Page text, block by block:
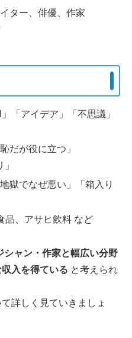
ター、俳優、作家
「アイデア」「不思議」
だが役に立つ」
獄でなぜ悪い」「箱入り
品、アサヒ飲料 など
シャン・作家と幅広い分野
入を得ている と考えられ
詳しく見ていきましょ